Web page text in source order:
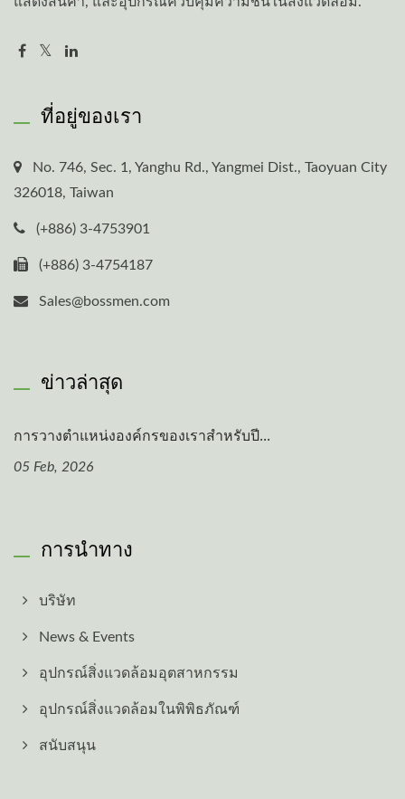
ที่อยู่ของเรา
No. 746, Sec. 1, Yanghu Rd., Yangmei Dist., Taoyuan City
326018, Taiwan
(+886) 3-4753901
(+886) 3-4754187
Sales@bossmen.com
ข่าวล่าสุด
การวางตำแหน่งองค์กรของเราสำหรับปี...
05 Feb, 2026
การนำทาง
บริษัท
News & Events
อุปกรณ์สิ่งแวดล้อมอุตสาหกรรม
อุปกรณ์สิ่งแวดล้อมในพิพิธภัณฑ์
สนับสนุน